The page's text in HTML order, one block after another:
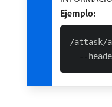
Ejemplo:
/attask/